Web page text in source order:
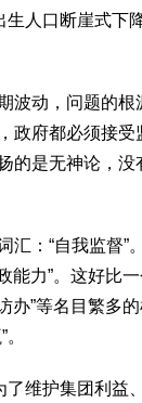
人口断崖式下
波动，问题的
政府都必须接
的是无神论，
：“自我监督”
能力”。这好比
办”等名目繁多
了维护集团利益